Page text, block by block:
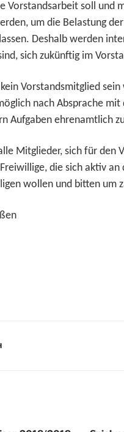
Vorstandsarbeit soll und
um die Belastung
Deshalb werden
sich zukünftig im
Vorstandsmitglied
nach Absprache mit
Aufgaben ehrenamtlich
Mitglieder, sich für den
die sich aktiv an
wollen und bitten um